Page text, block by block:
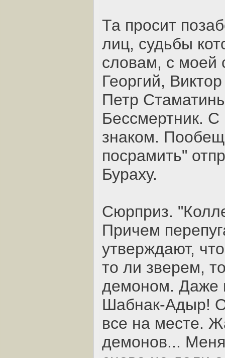
Та просит
лиц, судьбы
словам, с моей
Георгий,
Петр
Бессмертник. С
знаком.
посрамить"
Бураху.
Сюрприз.
Причем
утверждают,
то ли зверем,
демоном. Даже
Шабнак-Адыр!
все на месте.
демонов... Меня